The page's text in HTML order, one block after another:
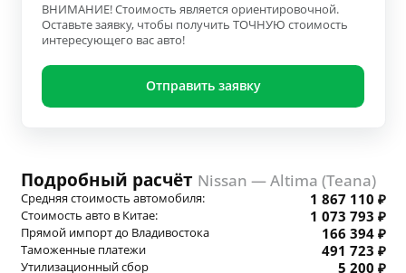
ВНИМАНИЕ! Стоимость является ориентировочной.
Оставьте заявку, чтобы получить ТОЧНУЮ стоимость
интересующего вас авто!
Отправить заявку
Подробный расчёт Nissan — Altima (Teana)
Средняя стоимость автомобиля: 1 867 110 ₽
Стоимость авто в Китае: 1 073 793 ₽
Прямой импорт до Владивостока 166 394 ₽
Таможенные платежи 491 723 ₽
Утилизационный сбор 5 200 ₽